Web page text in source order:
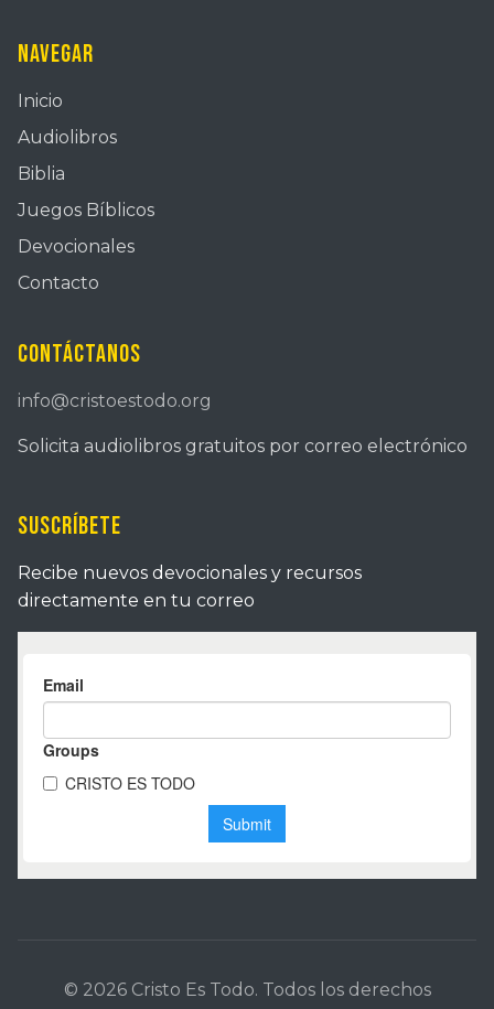
Navegar
Inicio
Audiolibros
Biblia
Juegos Bíblicos
Devocionales
Contacto
Contáctanos
info@cristoestodo.org
Solicita audiolibros gratuitos por correo electrónico
Suscríbete
Recibe nuevos devocionales y recursos
directamente en tu correo
© 2026 Cristo Es Todo. Todos los derechos